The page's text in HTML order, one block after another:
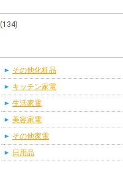
(134)
その他化粧品
キッチン家電
生活家電
美容家電
その他家電
日用品